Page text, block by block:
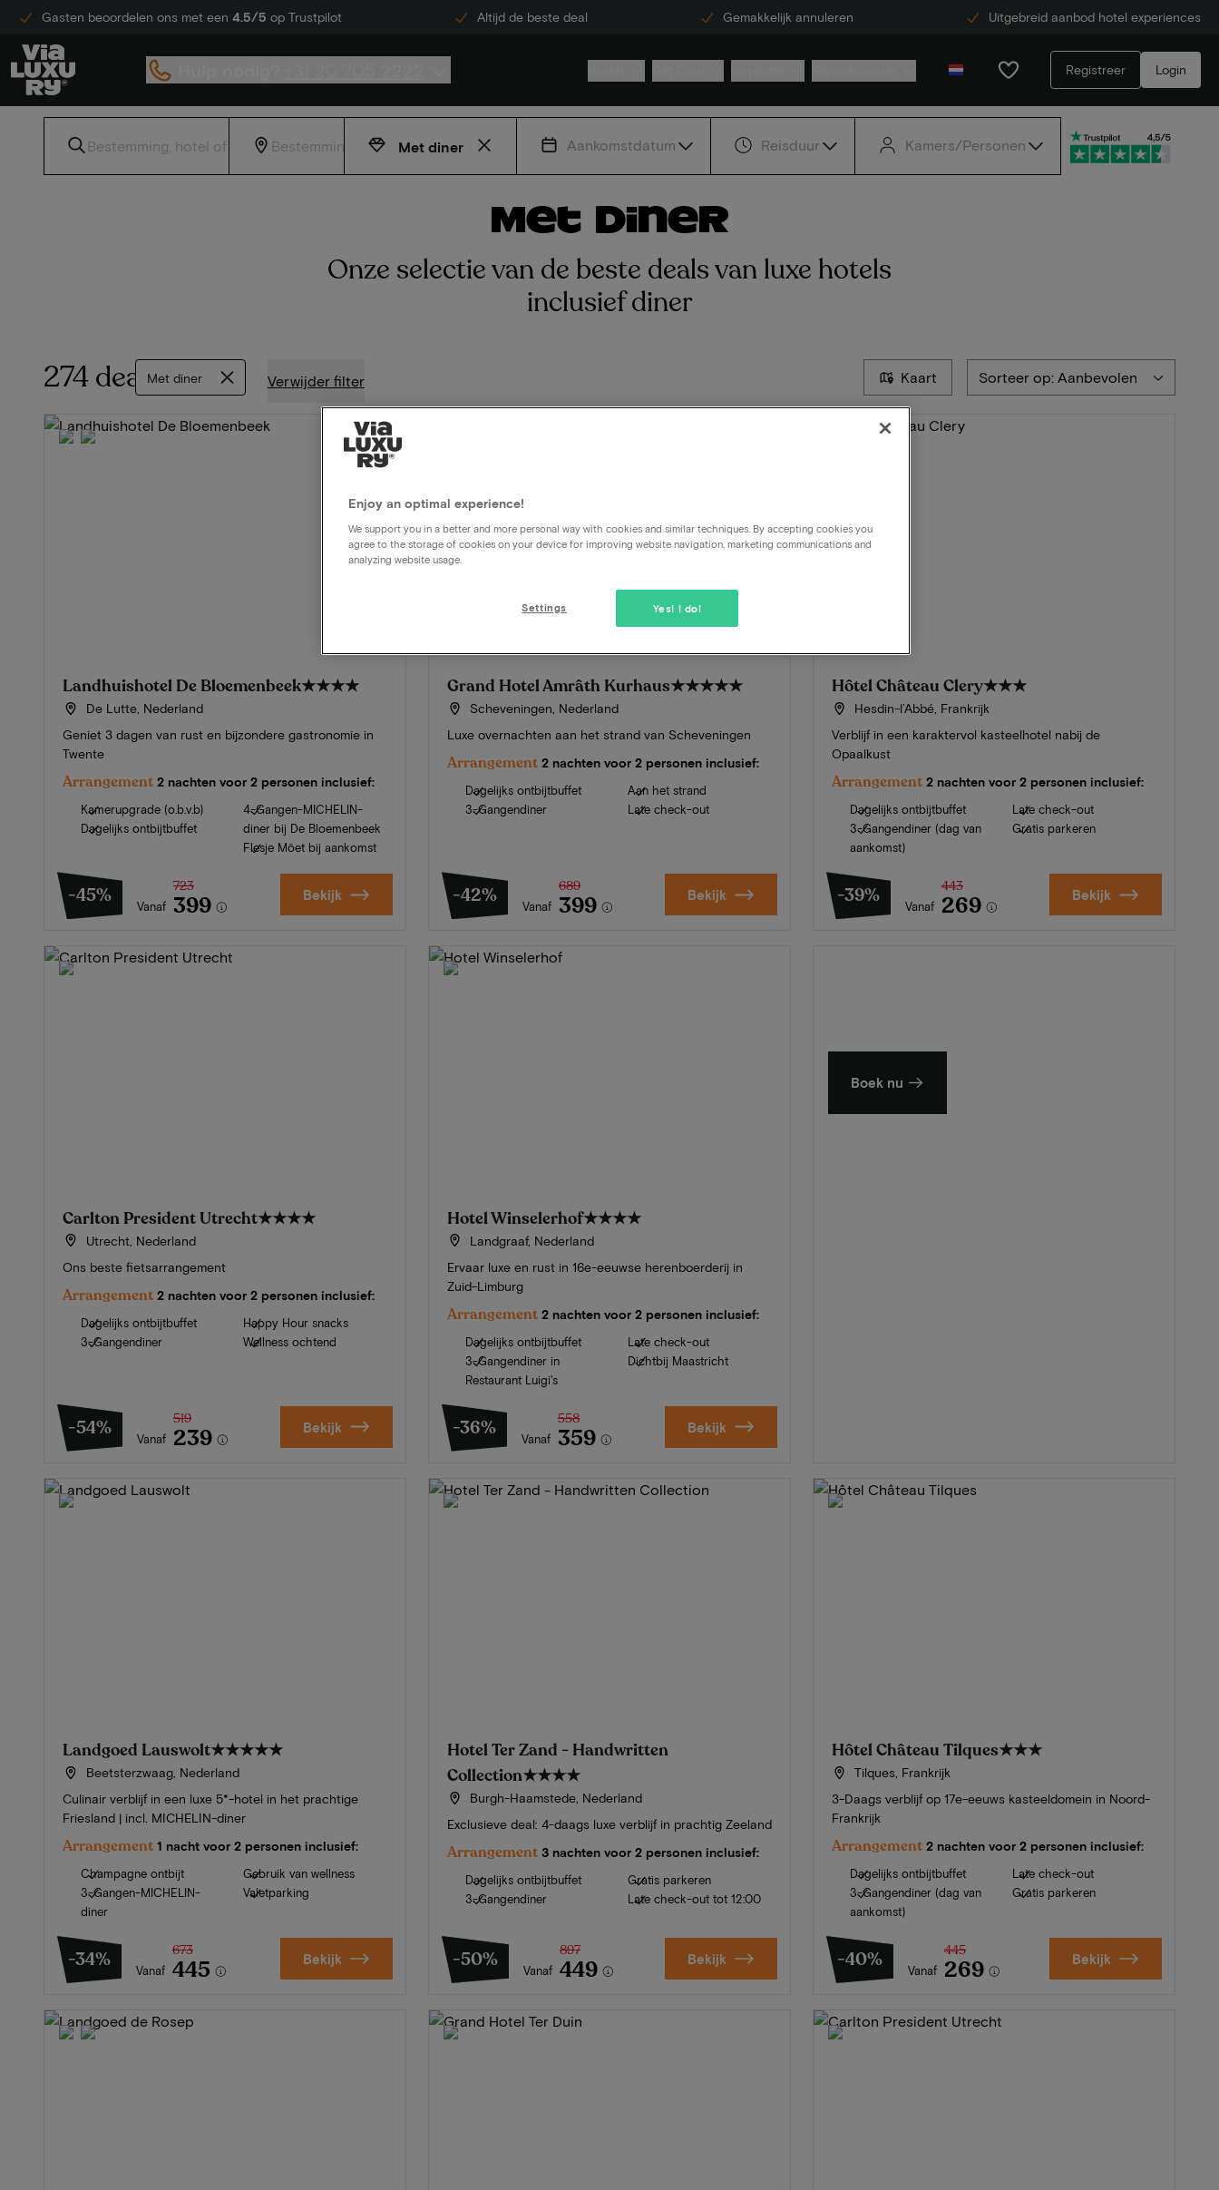
Gasten beoordelen ons met een 4.5/5 op Trustpilot Altijd de beste deal Gemakkelijk annuleren Uitgebreid aanbod hotel experiences
Registreer Login
Met diner Aankomstdatum Reisduur Kamers/Personen
Met diner
Onze selectie van de beste deals van luxe hotels
inclusief diner
274 dealsMet diner Verwijder filter Kaart Sorteer op: Aanbevolen
Landhuishotel De Bloemenbeek★★★★
De Lutte, Nederland
Geniet 3 dagen van rust en bijzondere gastronomie in
Twente
Arrangement 2 nachten voor 2 personen inclusief:
Kamerupgrade (o.b.v.b)
Dagelijks ontbijtbuffet
4-Gangen-MICHELIN-
diner bij De Bloemenbeek
Flesje Möet bij aankomst
-45% Vanaf
723
399 Bekijk
Grand Hotel Amrâth Kurhaus★★★★★
Scheveningen, Nederland
Luxe overnachten aan het strand van Scheveningen
Arrangement 2 nachten voor 2 personen inclusief:
Dagelijks ontbijtbuffet
3-Gangendiner
Aan het strand
Late check-out
-42% Vanaf
689
399 Bekijk
Hôtel Château Clery★★★
Hesdin-l’Abbé, Frankrijk
Verblijf in een karaktervol kasteelhotel nabij de
Opaalkust
Arrangement 2 nachten voor 2 personen inclusief:
Dagelijks ontbijtbuffet
3-Gangendiner (dag van
aankomst)
Late check-out
Gratis parkeren
-39% Vanaf
443
269 Bekijk
Carlton President Utrecht★★★★
Utrecht, Nederland
Ons beste fietsarrangement
Arrangement 2 nachten voor 2 personen inclusief:
Dagelijks ontbijtbuffet
3-Gangendiner
Happy Hour snacks
Wellness ochtend
-54% Vanaf
519
239 Bekijk
Hotel Winselerhof★★★★
Landgraaf, Nederland
Ervaar luxe en rust in 16e-eeuwse herenboerderij in
Zuid-Limburg
Arrangement 2 nachten voor 2 personen inclusief:
Dagelijks ontbijtbuffet
3-Gangendiner in
Restaurant Luigi's
Late check-out
Dichtbij Maastricht
-36% Vanaf
558
359 Bekijk
Boek nu
Landgoed Lauswolt★★★★★
Beetsterzwaag, Nederland
Culinair verblijf in een luxe 5*-hotel in het prachtige
Friesland | incl. MICHELIN-diner
Arrangement 1 nacht voor 2 personen inclusief:
Champagne ontbijt
3-Gangen-MICHELIN-
diner
Gebruik van wellness
Valetparking
-34% Vanaf
673
445 Bekijk
Hotel Ter Zand - Handwritten
Collection★★★★
Burgh-Haamstede, Nederland
Exclusieve deal: 4-daags luxe verblijf in prachtig Zeeland
Arrangement 3 nachten voor 2 personen inclusief:
Dagelijks ontbijtbuffet
3-Gangendiner
Gratis parkeren
Late check-out tot 12:00
-50% Vanaf
897
449 Bekijk
Hôtel Château Tilques★★★
Tilques, Frankrijk
3-Daags verblijf op 17e-eeuws kasteeldomein in Noord-
Frankrijk
Arrangement 2 nachten voor 2 personen inclusief:
Dagelijks ontbijtbuffet
3-Gangendiner (dag van
aankomst)
Late check-out
Gratis parkeren
-40% Vanaf
445
269 Bekijk
Enjoy an optimal experience!
We support you in a better and more personal way with cookies and similar techniques. By accepting cookies you
agree to the storage of cookies on your device for improving website navigation, marketing communications and
analyzing website usage.
Yes! I do!
Settings